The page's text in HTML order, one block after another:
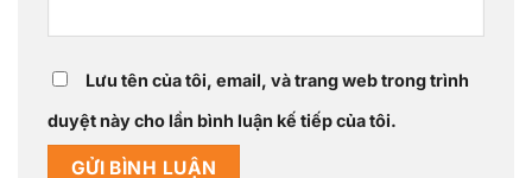
Lưu tên của tôi, email, và trang web trong trình
duyệt này cho lần bình luận kế tiếp của tôi.